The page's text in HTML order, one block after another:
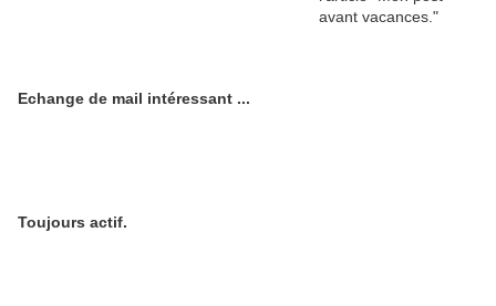
Echange de mail intéressant ...
Toujours actif.